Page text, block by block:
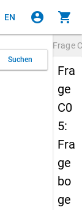
EN account_circle shopping_cart
Suchen
Frage
Fra
ge
C0
5:
Fra
ge
bo
ge